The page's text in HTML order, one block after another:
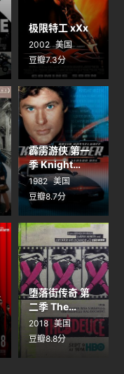
极限特工 xXx
2002 美国
豆瓣7.3分
霹雳游侠 第一
季 Knight
Rider Season
1
1982 美国
豆瓣8.7分
堕落街传奇 第
二季 The
Deuce Season
2018 美国
豆瓣8.8分